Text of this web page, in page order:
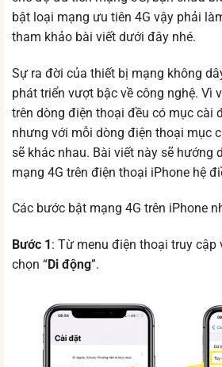
bật loại mạng ưu tiên 4G vậy phải
tham khảo bài viết dưới đây nhé.
Sự ra đời của thiết bị mạng không
phát triển vượt bậc về công nghệ. Vì
trên dòng điện thoại đều có mục cài
nhưng với mỗi dòng điện thoại mục
sẽ khác nhau. Bài viết này sẽ hướng
mạng 4G trên điện thoại iPhone hệ
Các bước bật mạng 4G trên iPhone
Bước 1: Từ menu điện thoại truy cập
chọn “Di động”.